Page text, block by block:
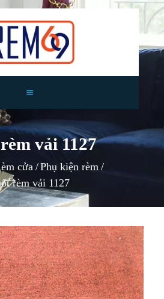
vải 1127
cửa
Phụ kiện rèm
rèm vải 1127